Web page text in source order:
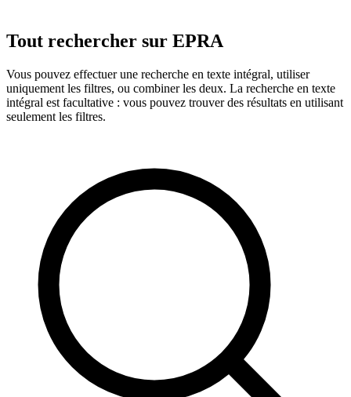
Tout rechercher sur EPRA
Vous pouvez effectuer une recherche en texte intégral, utiliser
uniquement les filtres, ou combiner les deux. La recherche en texte
intégral est facultative : vous pouvez trouver des résultats en utilisant
seulement les filtres.